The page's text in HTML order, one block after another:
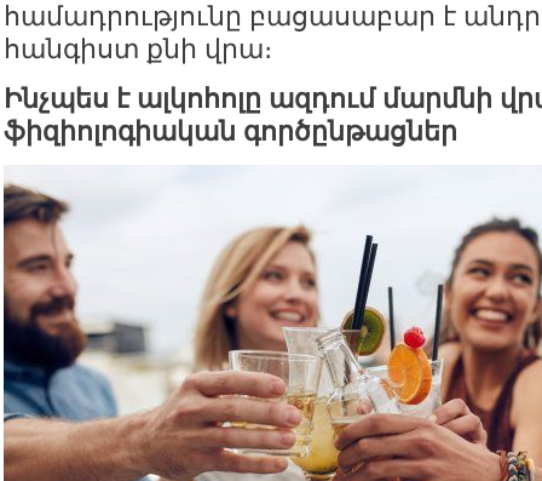
համադրությունը բացասաբար է
հանգիստ քնի վրա։
Ինչպես է ալկոհոլը ազդում մարմնի
ֆիզիոլոգիական գործընթացներ